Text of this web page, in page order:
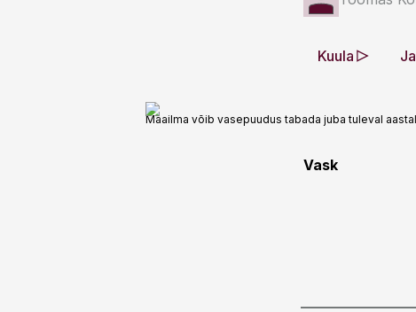
Kuula
Maailma võib vasepuudus tabada juba tuleval
Vask